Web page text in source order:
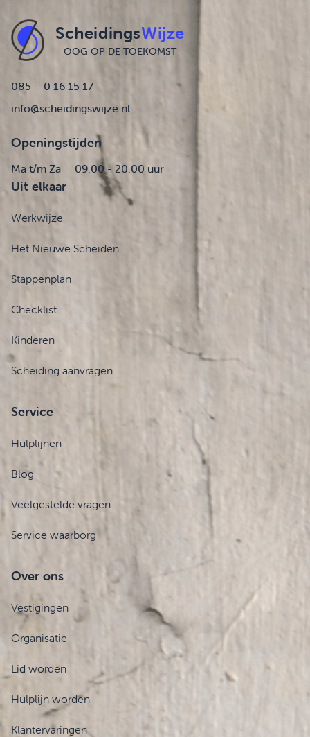
ScheidingsWijze
OOG OP DE TOEKOMST
085 – 0 16 15 17
info@scheidingswijze.nl
Openingstijden
Ma t/m Za 09.00 - 20.00 uur
Uit elkaar
Werkwijze
Het Nieuwe Scheiden
Stappenplan
Checklist
Kinderen
Scheiding aanvragen
Service
Hulplijnen
Blog
Veelgestelde vragen
Service waarborg
Over ons
Vestigingen
Organisatie
Lid worden
Hulplijn worden
Klantervaringen